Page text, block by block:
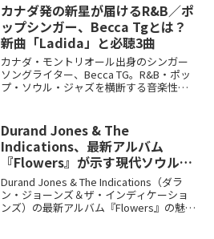
カナダ発の新星が届けるR&B／ポ
ップシンガー、Becca Tgとは？
新曲「Ladida」と必聴3曲
カナダ・モントリオール出身のシンガー
ソングライター、Becca TG。R&B・ポッ
プ・ソウル・ジャズを横断する音楽性
あわせて紹介。
Durand Jones & The
Indications、最新アルバム
『Flowers』が示す現代ソウルの
進化
Durand Jones & The Indications（ダラ
ン・ジョーンズ＆ザ・インディケーショ
ンズ）の最新アルバム『Flowers』の魅力